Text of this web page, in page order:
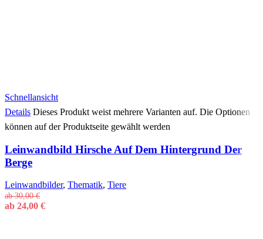
Schnellansicht
Details Dieses Produkt weist mehrere Varianten auf. Die Optionen
können auf der Produktseite gewählt werden
Leinwandbild Hirsche Auf Dem Hintergrund Der
Berge
Leinwandbilder, Thematik, Tiere
ab30,00€
ab 24,00 €